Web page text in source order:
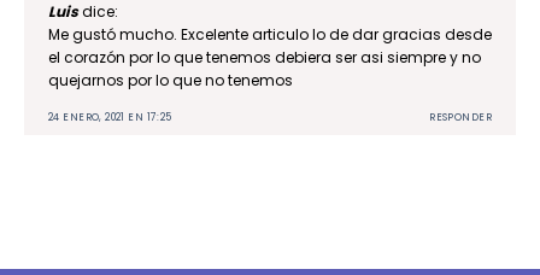
Luisdice:
Me gustó mucho. Excelente articulo lo de dar gracias desde
el corazón por lo que tenemos debiera ser asi siempre y no
quejarnos por lo que no tenemos
24 ENERO, 2021 EN 17:25 RESPONDER